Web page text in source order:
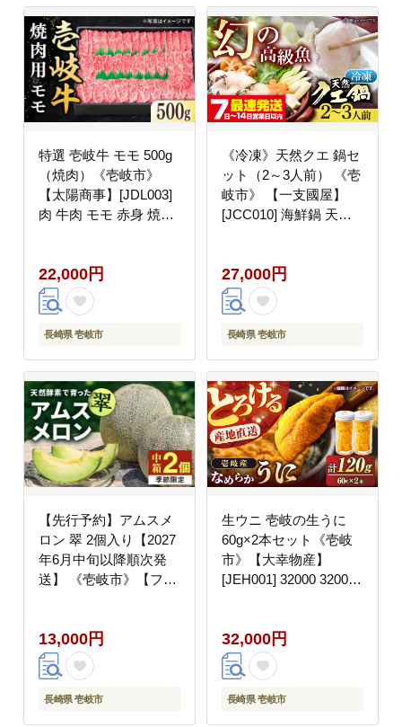
特選 壱岐牛 モモ 500g
（焼肉）《壱岐市》
【太陽商事】[JDL003]
肉 牛肉 モモ 赤身 焼肉
22,000円
長崎県 壱岐市
《冷凍》天然クエ 鍋セ
ット（2～3人前） 《壱
岐市》 【一支國屋】
[JCC010] 海鮮鍋 天然
27,000円
長崎県 壱岐市
【先行予約】アムスメ
ロン 翠 2個入り【2027
年6月中旬以降順次発
送】 《壱岐市》【フレ
果実 フルーツ 13000
13000円
13,000円
長崎県 壱岐市
生ウニ 壱岐の生うに
60g×2本セット《壱岐
市》【大幸物産】
[JEH001] 32000 32000
32,000円
長崎県 壱岐市